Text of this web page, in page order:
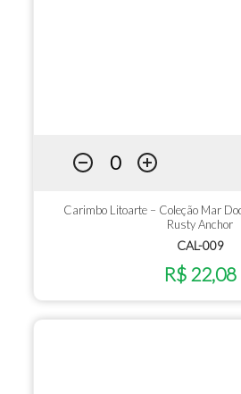
Carimbo Litoarte – Coleção Mar
Rusty Anchor
CAL-009
R$ 22,08